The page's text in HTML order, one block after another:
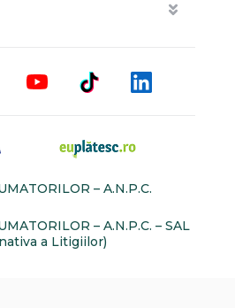
– A.N.P.C.
– A.N.P.C. – SAL
a Litigiilor)